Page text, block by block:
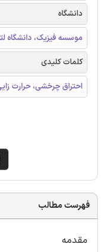
دانشگاه
موسسه فیزیک، دانشگاه
کلمات کلیدی
احتراق چرخشی، حرارت
فهرست مطالب
مقدمه